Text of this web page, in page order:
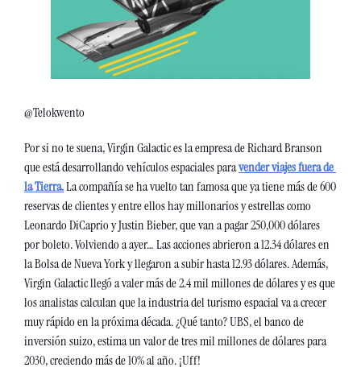
@Telokwento
Por si no te suena, Virgin Galactic es la empresa de Richard Branson
que está desarrollando vehículos espaciales para vender viajes fuera de
la Tierra.La compañía se ha vuelto tan famosa que ya tiene más de 600
reservas de clientes y entre ellos hay millonarios y estrellas como
Leonardo DiCaprio y Justin Bieber, que van a pagar 250,000 dólares
por boleto. Volviendo a ayer… Las acciones abrieron a 12.34 dólares en
la Bolsa de Nueva York y llegaron a subir hasta 12.93 dólares. Además,
Virgin Galactic llegó a valer más de 2.4 mil millones de dólares y es que
los analistas calculan que la industria del turismo espacial va a crecer
muy rápido en la próxima década. ¿Qué tanto? UBS, el banco de
inversión suizo, estima un valor de tres mil millones de dólares para
2030, creciendo más de 10% al año. ¡Uff!